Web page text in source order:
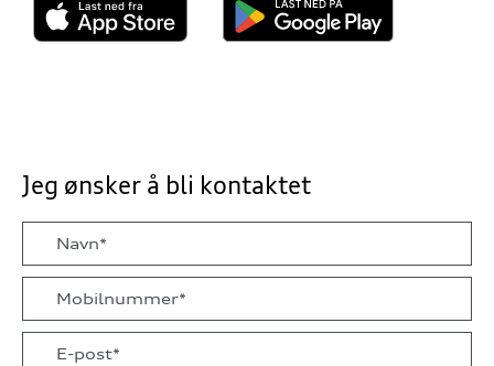
Jeg ønsker å bli kontaktet